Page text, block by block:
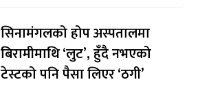
सिनामंगलको होप अस्पतालमा
बिरामीमाथि ‘लुट’, हुँदै नभएको
टेस्टको पनि पैसा लिएर ‘ठगी’